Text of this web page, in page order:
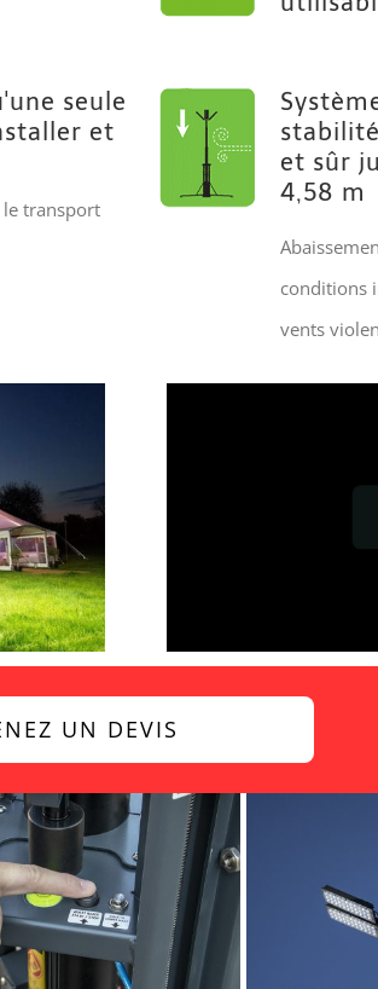
seule
et
le transport
et sûr
4,58 m
conditions
vents
UN DEVIS